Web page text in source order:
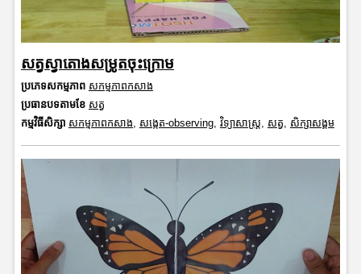
សត្វស្វាតោងសម្រូតចុះក្រោម
ប្រភេទសកម្មភាព សកម្មភាពកសាង
ប្រធានបទតាមខែ សត្វ
កម្មវិធីសិក្សា សកម្មភាពកសាង, សង្កេត-observing, វិទ្យាសាស្រ្ត, សត្វ, សិក្សាសង្គម